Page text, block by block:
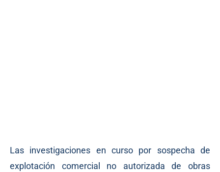
Las investigaciones en curso por sospecha de
explotación comercial no autorizada de obras